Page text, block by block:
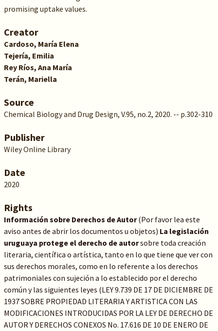
promising uptake values.
Creator
Cardoso, María Elena
Tejería, Emilia
Rey Ríos, Ana María
Terán, Mariella
Source
Chemical Biology and Drug Design, V.95, no.2, 2020. -- p.302-310
Publisher
Wiley Online Library
Date
2020
Rights
Información sobre Derechos de Autor(Por favor lea este
aviso antes de abrir los documentos u objetos) La legislación
uruguaya protege el derecho de autorsobre toda creación
literaria, científica o artística, tanto en lo que tiene que ver con
sus derechos morales, como en lo referente a los derechos
patrimoniales con sujeción a lo establecido por el derecho
común y las siguientes leyes (LEY 9.739 DE 17 DE DICIEMBRE DE
1937 SOBRE PROPIEDAD LITERARIA Y ARTISTICA CON LAS
MODIFICACIONES INTRODUCIDAS POR LA LEY DE DERECHO DE
AUTOR Y DERECHOS CONEXOS No. 17.616 DE 10 DE ENERO DE